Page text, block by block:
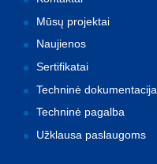
Mūsų projektai
Naujienos
Sertifikatai
Techninė dokumentacija
Techninė pagalba
Užklausa paslaugoms